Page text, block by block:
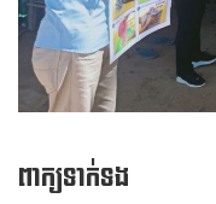
ពាក្យទាក់ទង